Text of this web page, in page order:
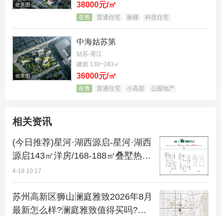
效果图 38000元/㎡
在售 普通住宅 板楼 科技住宅
效果图
中海姑苏第
姑苏-胥江
建面 130~183㎡
36000元/㎡
在售 普通住宅 小高层 公园地产
相关资讯
(今日推荐)星河·湖西源启-星河·湖西
源启143㎡洋房/168-188㎡叠墅热销-
独墅湖西新规标杆楼盘
4-18 10:17
苏州高新区狮山澜庭雅致2026年8月
最新怎么样?澜庭雅致值得买吗?首